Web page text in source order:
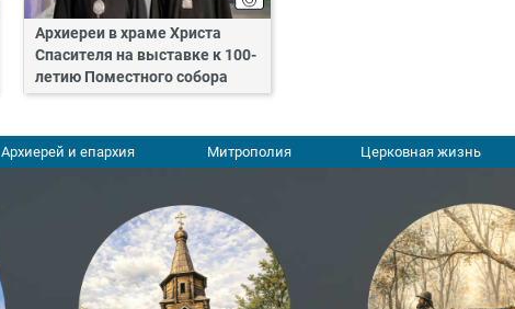
Архиереи в храме Христа
Спасителя на выставке к 100-
летию Поместного собора
Архиерей и епархия Митрополия Церковная жизнь